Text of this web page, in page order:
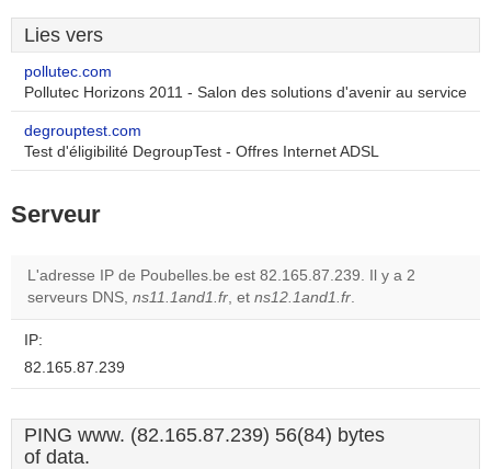
Lies vers
pollutec.com
Pollutec Horizons 2011 - Salon des solutions d'avenir au service
degrouptest.com
Test d'éligibilité DegroupTest - Offres Internet ADSL
Serveur
L'adresse IP de Poubelles.be est 82.165.87.239. Il y a 2
serveurs DNS, ns11.1and1.fr, et ns12.1and1.fr.
IP:
82.165.87.239
PING www. (82.165.87.239) 56(84) bytes
of data.